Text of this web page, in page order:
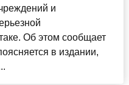
и
Об этом сообщает
в издании,